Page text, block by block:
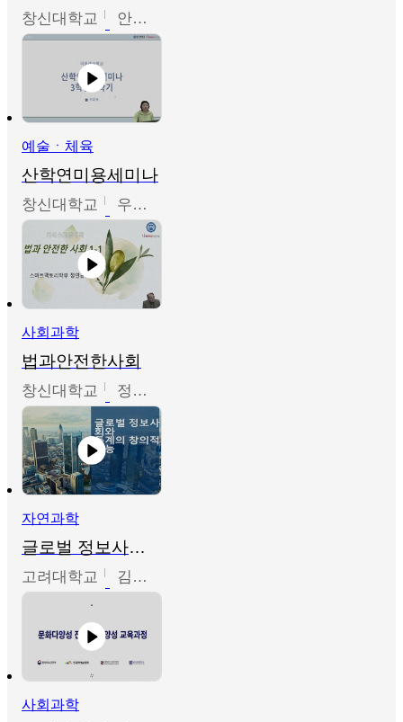
창신대학교 안소영
예술ㆍ체육
산학연미용세미나
창신대학교 우미옥,오윤경,박선이
사회과학
법과안전한사회
창신대학교 정연균
자연과학
글로벌 정보사회와 통계의 창의적 기능
고려대학교 김희영
사회과학